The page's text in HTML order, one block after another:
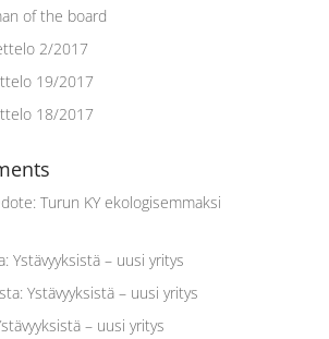
of the board
2/2017
19/2017
18/2017
Turun KY ekologisemmaksi
: Ystävyyksistä – uusi yritys
: Ystävyyksistä – uusi yritys
– uusi yritys